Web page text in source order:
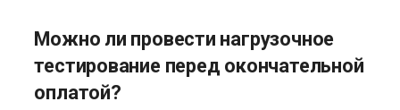
Можно ли провести нагрузочное
тестирование перед окончательной
оплатой?